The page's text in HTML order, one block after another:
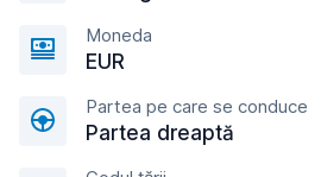
Moneda
EUR
Partea pe care se conduce
Partea dreaptă